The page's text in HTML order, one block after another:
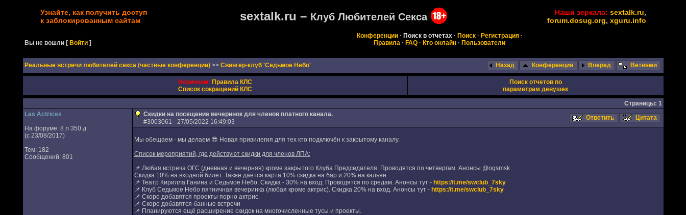
Узнайте, как получить доступ
к заблокированным сайтам
sextalk.ru – Клуб Любителей Секса Наши зеркала: sextalk.ru,
forum.dosug.org, xguru.info
Вы не вошли [Войти ]
Конференции· Поиск в отчетах· Поиск· Регистрация·
Правила · FAQ · Кто онлайн · Пользователи
Реальные встречи любителей секса (частные конференции) >> Свингер-клуб 'Седьмое Небо' Назад Конференция Вперед Ветвями
Новичкам: Правила КЛС
Список сокращений КЛС
Поиск отчетов по
параметрам девушек
Страницы: 1
Las Actrices
На форуме: 8 л 350 д
(с 23/08/2017)
Тем: 182
Сообщений: 801
Скидки на посещение вечеринок для членов платного канала.
#3003061 - 27/05/2022 16:49:03
Ответить Цитата
Мы обещаем - мы делаем 😎 Новая привилегия для тех кто подключён к закрытому каналу.
Список мероприятий, где действуют скидки для членов ЛПА:
📌 Любая встреча ОГС (дневная и вечерняя) кроме закрытого Клуба Председателя. Проводятся по четвергам. Анонсы @ogsmsk
Скидка 10% на входной билет. Также даётся карта 10% скидка на бар и 20% на кальян
📌 Театр Кирилла Ганина и Седьмое Небо. Скидка - 30% на вход. Проводятся по средам. Анонсы тут - https://t.me/swclub_7sky
📌 Клуб Седьмое Небо пятничная вечеринка (любая кроме актрис). Скидка 20% на вход. Анонсы тут - https://t.me/swclub_7sky
📌 Скоро добавятся проекты порно актрис.
📌 Скоро добавятся банные встречи
📌 Планируются ещё расширение скидок на многочисленные тусы и проекты.